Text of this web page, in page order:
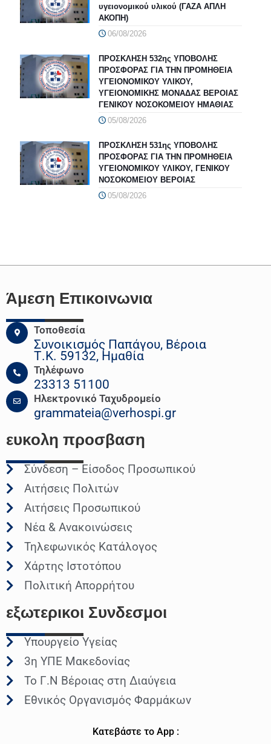
υγειονομικού υλικού (ΓΑΖΑ ΑΠΛΗ
ΑΚΟΠΗ)
06/08/2026
ΠΡΟΣΚΛΗΣΗ 532ης ΥΠΟΒΟΛΗΣ
ΠΡΟΣΦΟΡΑΣ ΓΙΑ ΤΗΝ ΠΡΟΜΗΘΕΙΑ
ΥΓΕΙΟΝΟΜΙΚΟΥ ΥΛΙΚΟΥ,
ΥΓΕΙΟΝΟΜΙΚΗΣ ΜΟΝΑΔΑΣ ΒΕΡΟΙΑΣ
ΓΕΝΙΚΟΥ ΝΟΣΟΚΟΜΕΙΟΥ ΗΜΑΘΙΑΣ
05/08/2026
ΠΡΟΣΚΛΗΣΗ 531ης ΥΠΟΒΟΛΗΣ
ΠΡΟΣΦΟΡΑΣ ΓΙΑ ΤΗΝ ΠΡΟΜΗΘΕΙΑ
ΥΓΕΙΟΝΟΜΙΚΟΥ ΥΛΙΚΟΥ, ΓΕΝΙΚΟΥ
ΝΟΣΟΚΟΜΕΙΟΥ ΒΕΡΟΙΑΣ
05/08/2026
Άμεση Επικοινωνια
Τοποθεσία
Συνοικισμός Παπάγου, Βέροια
Τ.Κ. 59132, Ημαθία
Τηλέφωνο
23313 51100
Ηλεκτρονικό Ταχυδρομείο
grammateia@verhospi.gr
ευκολη προσβαση
Σύνδεση – Είσοδος Προσωπικού
Αιτήσεις Πολιτών
Αιτήσεις Προσωπικού
Νέα & Ανακοινώσεις
Τηλεφωνικός Κατάλογος
Χάρτης Ιστοτόπου
Πολιτική Απορρήτου
εξωτερικοι Συνδεσμοι
Υπουργείο Υγείας
3η ΥΠΕ Μακεδονίας
Το Γ.Ν Βέροιας στη Διαύγεια
Εθνικός Οργανισμός Φαρμάκων
Κατεβάστε το App :